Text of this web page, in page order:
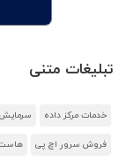
تبلیغات متنی
خدمات مرکز داده سرمایش
فروش سرور اچ پی هاست